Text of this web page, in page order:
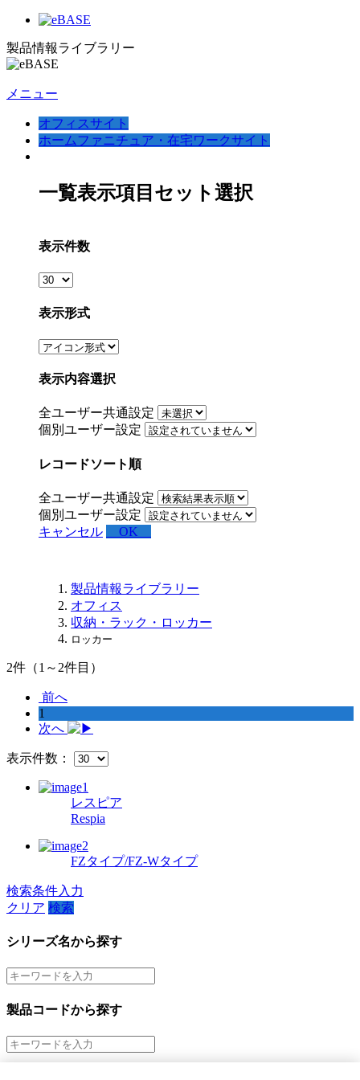
製品情報ライブラリー
メニュー
オフィスサイト
ホームファニチュア・在宅ワークサイト
一覧表示項目セット選択
表示件数
表示形式
表示内容選択
全ユーザー共通設定
個別ユーザー設定
レコードソート順
全ユーザー共通設定
個別ユーザー設定
キャンセル
OK
製品情報ライブラリー
オフィス
収納・ラック・ロッカー
ロッカー
2件（1～2件目）
前へ
1
次へ
表示件数：
レスピア
Respia
FZタイプ/FZ-Wタイプ
検索条件入力
クリア 検索
シリーズ名から探す
製品コードから探す